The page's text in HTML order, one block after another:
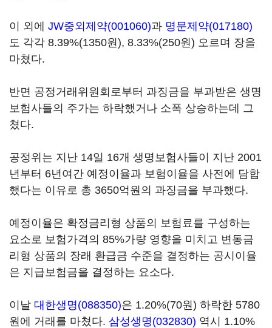
이 외에 JW중외제약(001060)과 명문제약(017180)
도 각각 8.39%(1350원), 8.33%(250원) 오르며 장을
마쳤다.
반면 공정거래위원회로부터 과징금을 부과받은 생명
보험사들의 주가는 하락했거나 소폭 상승하는데 그
쳤다.
공정위는 지난 14일 16개 생명보험사들이 지난 2001
년부터 6년여간 예정이율과 보험이율을 사전에 담합
했다는 이유로 총 3650억원의 과징금을 부과했다.
예정이율은 확정금리형 상품의 보험료를 구성하는
요소로 보험가격의 85%가량 영향을 미치고 변동금
리형 상품의 장래 환급금 수준을 결정하는 공시이율
은 지급보험금을 결정하는 요소다.
이날 대한생명(088350)은 1.20%(70원) 하락한 5780
원에 거래를 마쳤다. 삼성생명(032830) 역시 1.10%